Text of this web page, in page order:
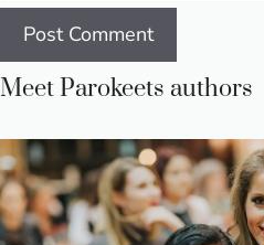
Meet Parokeets authors